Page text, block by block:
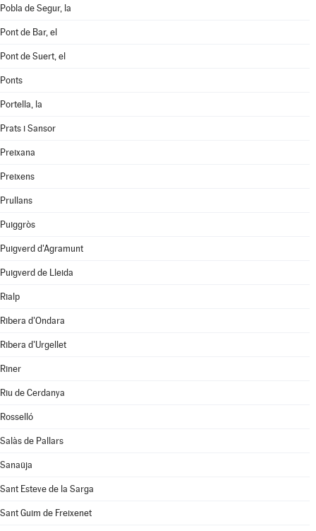
Pobla de Segur, la
Pont de Bar, el
Pont de Suert, el
Ponts
Portella, la
Prats i Sansor
Preixana
Preixens
Prullans
Puiggròs
Puigverd d'Agramunt
Puigverd de Lleida
Rialp
Ribera d'Ondara
Ribera d'Urgellet
Riner
Riu de Cerdanya
Rosselló
Salàs de Pallars
Sanaüja
Sant Esteve de la Sarga
Sant Guim de Freixenet